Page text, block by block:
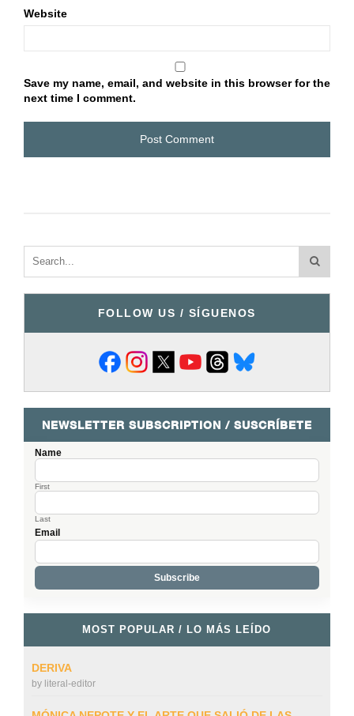
Website
Save my name, email, and website in this browser for the
next time I comment.
FOLLOW US / SÍGUENOS
NEWSLETTER SUBSCRIPTION / SUSCRÍBETE
Name
First
Last
Email
MOST POPULAR / LO MÁS LEÍDO
DERIVA
by literal-editor